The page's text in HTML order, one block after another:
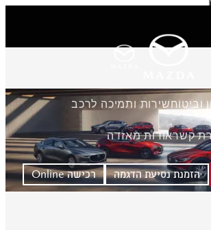
שירות ותמיכה לרכב
קשראודות מאזדה
הזמנת נסיעת הדגמה רכישה Online